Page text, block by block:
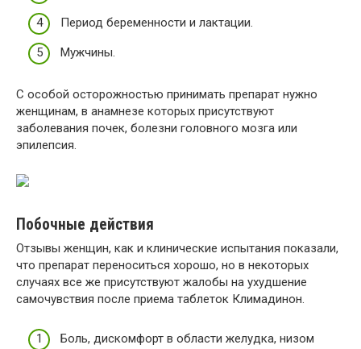
Период беременности и лактации.
Мужчины.
С особой осторожностью принимать препарат нужно
женщинам, в анамнезе которых присутствуют
заболевания почек, болезни головного мозга или
эпилепсия.
Побочные действия
Отзывы женщин, как и клинические испытания показали,
что препарат переноситься хорошо, но в некоторых
случаях все же присутствуют жалобы на ухудшение
самочувствия после приема таблеток Климадинон.
Боль, дискомфорт в области желудка, низом